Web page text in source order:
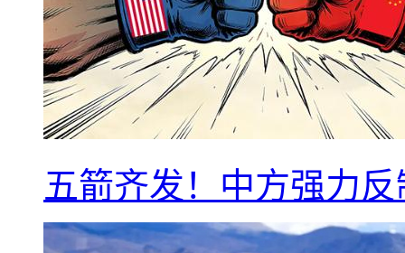
五箭齐发！中方强力